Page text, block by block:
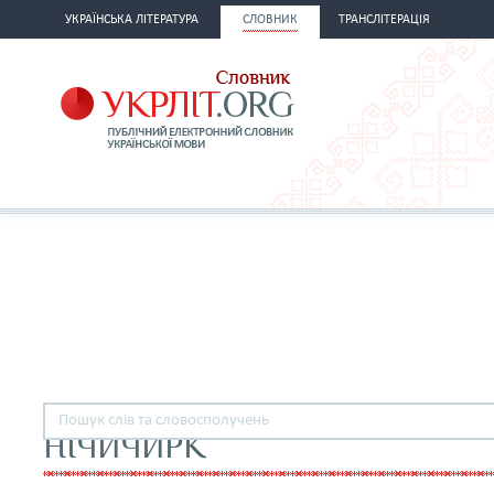
УКРАЇНСЬКА ЛІТЕРАТУРА СЛОВНИК ТРАНСЛІТЕРАЦІЯ
НІЧИЧИРК